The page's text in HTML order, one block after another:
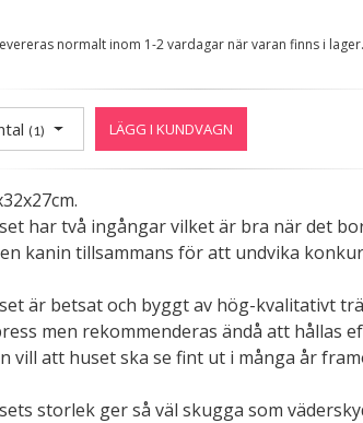
normalt inom 1-2 vardagar när varan finns i lager.
(1) LÄGG I KUNDVAGN
har två ingångar vilket är bra när det
kanin tillsammans för att undvika
är betsat och byggt av hög-kvalitativt
men rekommenderas ändå att hållas
vill att huset ska se fint ut i många år
storlek ger så väl skugga som